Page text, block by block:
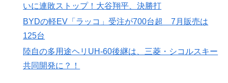
いに連敗ストップ！大谷翔平、決勝打
BYDの軽EV「ラッコ」受注が700台超 7月販売は
125台
陸自の多用途ヘリUH-60後継は、三菱・シコルスキー
共同開発に？！